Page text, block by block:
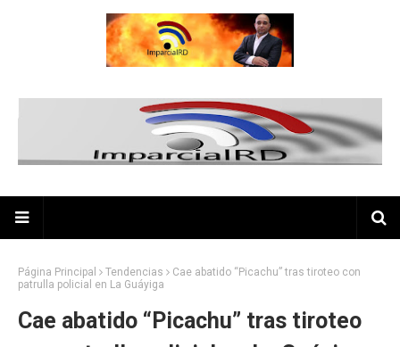
Página Principal Tendencias
Cae abatido “Picachu” tras tiroteo con
patrulla policial en La Guáyiga
Cae abatido “Picachu” tras tiroteo